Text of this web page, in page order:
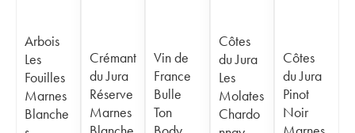
Arbois
Les
Fouilles
Marnes
Blanche
Crémant
du Jura
Réserve
Marnes
Vin de
France
Bulle
Ton
Côtes
du Jura
Les
Molates
Chardo
Côtes
du Jura
Pinot
Noir